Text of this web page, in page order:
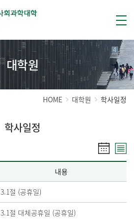
대학원
HOME 대학원 학사일정
학사일정
내용
3.1절 (공휴일)
3.1절 대체공휴일 (공휴일)